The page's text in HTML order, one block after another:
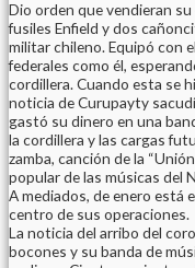
Dio orden que vendieran
fusiles Enfield y dos
militar chileno. Equipó con
federales como él,
cordillera. Cuando esta se
noticia de Curupayty
gastó su dinero en una
la cordillera y las cargas
zamba, canción de la
popular de las músicas del
A mediados, de enero está
centro de sus operaciones.
La noticia del arribo del
bocones y su banda de